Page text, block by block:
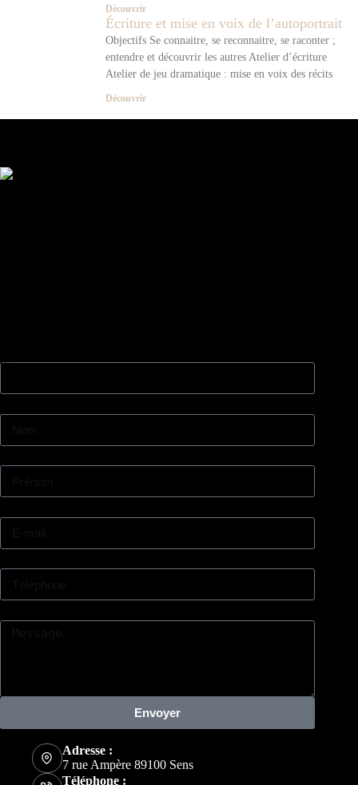
Découvrir
Écriture et mise en voix de l’autoportrait
Objectifs Se connaitre, se reconnaitre, se raconter ;
entendre et découvrir les autres Atelier d’écriture
Atelier de jeu dramatique : mise en voix des récits
Découvrir
Envoyer
Adresse :
7 rue Ampère 89100 Sens
Téléphone :